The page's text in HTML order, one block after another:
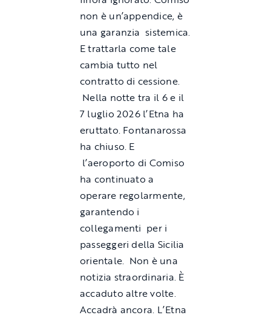
non è un’appendice, è
una garanzia sistemica.
E trattarla come tale
cambia tutto nel
contratto di cessione.
Nella notte tra il 6 e il
7 luglio 2026 l’Etna ha
eruttato. Fontanarossa
ha chiuso. E
l’aeroporto di Comiso
ha continuato a
operare regolarmente,
garantendo i
collegamenti per i
passeggeri della Sicilia
orientale. Non è una
notizia straordinaria. È
accaduto altre volte.
Accadrà ancora. L’Etna